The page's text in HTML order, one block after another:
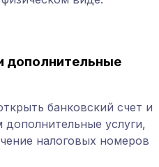
дополнительные
банковский счет и
дополнительные услуги,
налоговых номеров